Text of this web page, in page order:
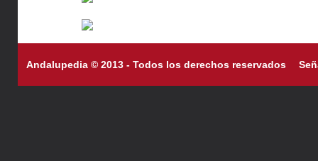
Andalupedia © 2013 - Todos los derechos reservados